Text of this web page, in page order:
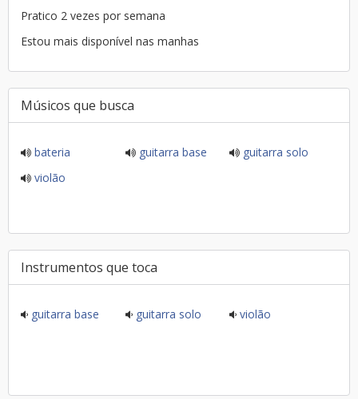
Pratico 2 vezes por semana
Estou mais disponível nas manhas
Músicos que busca
bateria guitarra base
guitarra solo
violão
Instrumentos que toca
guitarra base guitarra solo violão